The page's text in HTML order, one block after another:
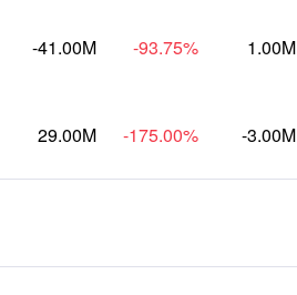
-41.00M -93.75% 1.00M
29.00M -175.00% -3.00M